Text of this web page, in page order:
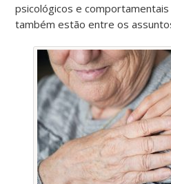
psicológicos e comportamentais
também estão entre os